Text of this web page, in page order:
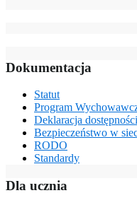
Dokumentacja
Statut
Program
Deklaracja
Bezpieczeństwo w
RODO
Standardy
Dla ucznia